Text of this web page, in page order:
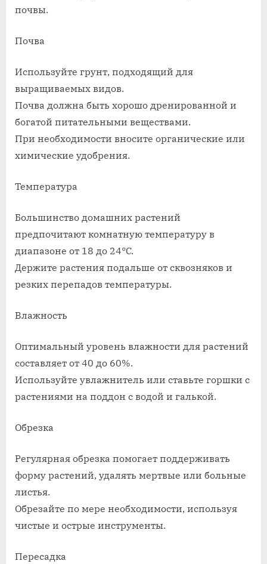
почвы.
Почва
Используйте грунт, подходящий для
выращиваемых видов.
Почва должна быть хорошо дренированной и
богатой питательными веществами.
При необходимости вносите органические или
химические удобрения.
Температура
Большинство домашних растений
предпочитают комнатную температуру в
диапазоне от 18 до 24°C.
Держите растения подальше от сквозняков и
резких перепадов температуры.
Влажность
Оптимальный уровень влажности для растений
составляет от 40 до 60%.
Используйте увлажнитель или ставьте горшки с
растениями на поддон с водой и галькой.
Обрезка
Регулярная обрезка помогает поддерживать
форму растений, удалять мертвые или больные
листья.
Обрезайте по мере необходимости, используя
чистые и острые инструменты.
Пересадка